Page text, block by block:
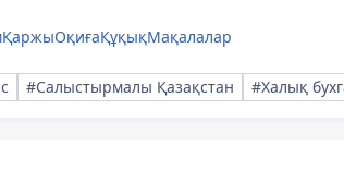
ҚаржыОқиғаҚұқықМақалалар
#Салыстырмалы Қазақстан #Халық